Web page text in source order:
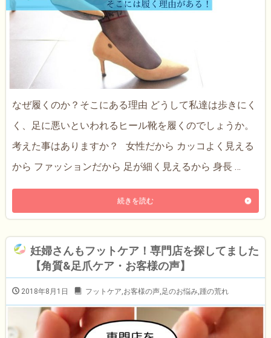
なぜ履くのか？そこにある理由 どうして私達は歩きにく
く、足に悪いといわれるヒール靴を履くのでしょうか。
考えた事はありますか？ 女性だから カッコよく見える
から ファッションだから 足が細く見えるから 身長 …
続きを読む
妊婦さんもフットケア！専門店を探してました
【角質&足爪ケア・お客様の声】
2018年8月1日 フットケア,お客様の声,足のお悩み,踵の荒れ